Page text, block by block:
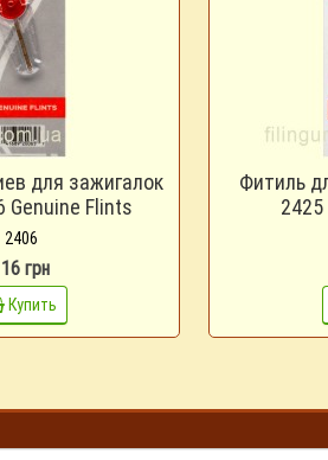
для зажигалок
Genuine Flints
2406
грн
Купить
Фитиль